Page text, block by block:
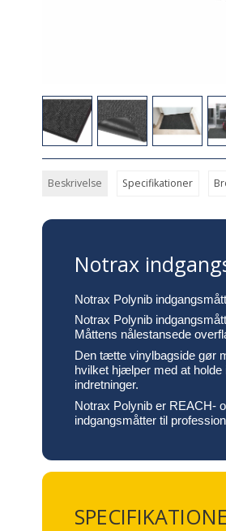
Beskrivelse Specifikationer
Notrax
Notrax Polynib
Notrax Polynib
Måttens nålestansede
Den tætte vinylbagside gør
hvilket hjælper med at
indretninger.
Notrax Polynib er REACH-
indgangsmåtter til